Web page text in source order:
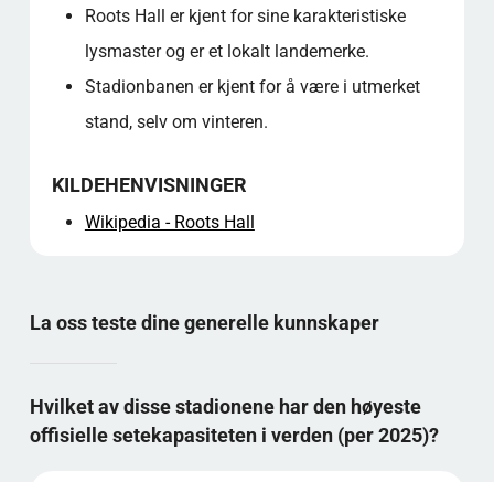
Roots Hall er kjent for sine karakteristiske
lysmaster og er et lokalt landemerke.
Stadionbanen er kjent for å være i utmerket
stand, selv om vinteren.
KILDEHENVISNINGER
Wikipedia - Roots Hall
La oss teste dine generelle kunnskaper
Hvilket av disse stadionene har den høyeste
offisielle setekapasiteten i verden (per 2025)?